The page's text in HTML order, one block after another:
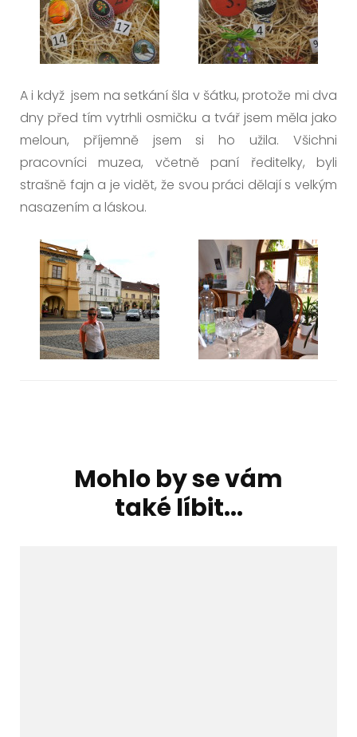
A i když jsem na setkání šla v šátku, protože mi dva
dny před tím vytrhli osmičku a tvář jsem měla jako
meloun, příjemně jsem si ho užila. Všichni
pracovníci muzea, včetně paní ředitelky, byli
strašně fajn a je vidět, že svou práci dělají s velkým
nasazením a láskou.
Mohlo by se vám
také líbit...